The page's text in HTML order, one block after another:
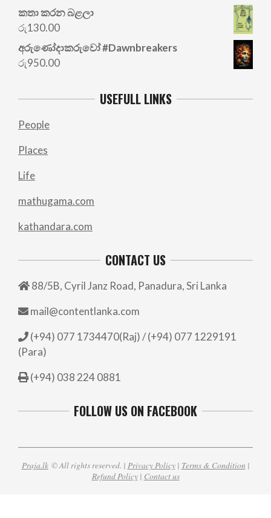
price
was:
කතා කරන බළලා
රු130.00
අරු‍ණෝදාකරුවෝ #Dawnbreakers
රු950.00
USEFULL LINKS
People
Places
Life
mathugama.com
kathandara.com
CONTACT US
88/5B, Cyril Janz Road, Panadura, Sri Lanka
mail@contentlanka.com
(+94) 077 1734470(Raj) / (+94) 077 1229191
(Para)
(+94) 038 224 0881
FOLLOW US ON FACEBOOK
Praja.lk© All rights reserved. | Privacy Policy| Terms & Condition |
Refund Policy| Contact us